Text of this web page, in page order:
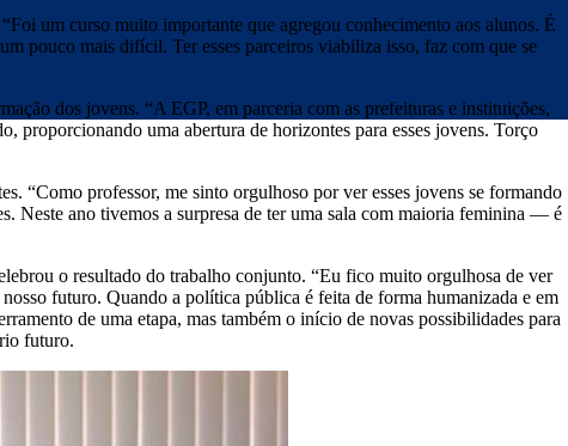
um curso muito importante que agregou conhecimento aos alunos. É
pouco mais difícil. Ter esses parceiros viabiliza isso, faz com que se
dos jovens. “A EGP, em parceria com as prefeituras e instituições,
proporcionando uma abertura de horizontes para esses jovens. Torço
“Como professor, me sinto orgulhoso por ver esses jovens se formando
Neste ano tivemos a surpresa de ter uma sala com maioria feminina — é
o resultado do trabalho conjunto. “Eu fico muito orgulhosa de ver
futuro. Quando a política pública é feita de forma humanizada e em
de uma etapa, mas também o início de novas possibilidades para
futuro.